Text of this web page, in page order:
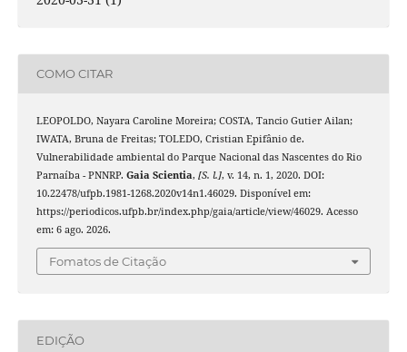
COMO CITAR
LEOPOLDO, Nayara Caroline Moreira; COSTA, Tancio Gutier Ailan;
IWATA, Bruna de Freitas; TOLEDO, Cristian Epifânio de.
Vulnerabilidade ambiental do Parque Nacional das Nascentes do Rio
Parnaíba - PNNRP. Gaia Scientia, [S. l.], v. 14, n. 1, 2020. DOI:
10.22478/ufpb.1981-1268.2020v14n1.46029. Disponível em:
https://periodicos.ufpb.br/index.php/gaia/article/view/46029. Acesso
em: 6 ago. 2026.
Fomatos de Citação
EDIÇÃO